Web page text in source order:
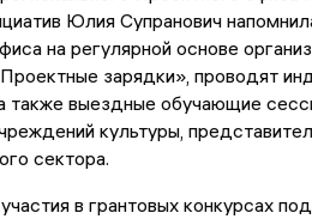
Юлия Супранович
на регулярной основе
зарядки», проводят
также выездные обучающие
культуры,
сектора.
в грантовых конкурсах